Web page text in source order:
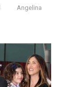
Angelina